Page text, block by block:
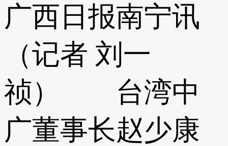
广西日报南宁讯
（记者 刘一
祯） 台湾中
广董事长赵少康